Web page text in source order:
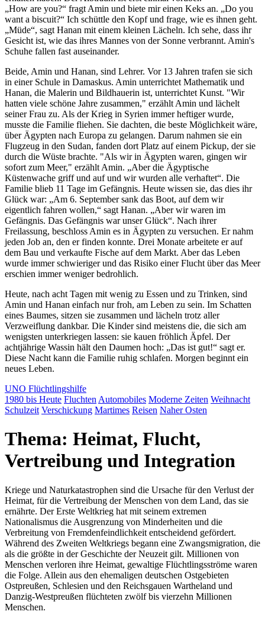
How are you?
fragt Amin und biete mir einen Keks an.
Do you
want a biscuit?
Ich schüttle den Kopf und frage, wie es ihnen geht.
Müde , sagt Hanan mit einem kleinen Lächeln. Ich sehe, dass ihr
Gesicht ist, wie das ihres Mannes von der Sonne verbrannt. Amin's
Schuhe fallen fast auseinander.
Beide, Amin und Hanan, sind Lehrer. Vor 13 Jahren trafen sie sich
in einer Schule in Damaskus. Amin unterrichtet Mathematik und
Hanan, die Malerin und Bildhauerin ist, unterrichtet Kunst. "Wir
hatten viele schöne Jahre zusammen," erzählt Amin und lächelt
seiner Frau zu. Als der Krieg in Syrien immer heftiger wurde,
musste die Familie fliehen. Sie dachten, die beste Möglichkeit wäre,
über Ägypten nach Europa zu gelangen. Darum nahmen sie ein
Flugzeug in den Sudan, fanden dort Platz auf einem Pickup, der sie
durch die Wüste brachte. "Als wir in Ägypten waren, gingen wir
sofort zum Meer," erzählt Amin.
Aber die Ägyptische
Küstenwache griff und auf und wir wurden alle verhaftet . Die
Familie blieb 11 Tage im Gefängnis. Heute wissen sie, das dies ihr
Glück war:
Am 6. September sank das Boot, auf dem wir
eigentlich fahren wollen,
sagt Hanan.
Aber wir waren im
Gefängnis. Das Gefängnis war unser Glück . Nach ihrer
Freilassung, beschloss Amin es in Ägypten zu versuchen. Er nahm
jeden Job an, den er finden konnte. Drei Monate arbeitete er auf
dem Bau und verkaufte Fische auf dem Markt. Aber das Leben
wurde immer schwieriger und das Risiko einer Flucht über das Meer
erschien immer weniger bedrohlich.
Heute, nach acht Tagen mit wenig zu Essen und zu Trinken, sind
Amin und Hanan einfach nur froh, am Leben zu sein. Im Schatten
eines Baumes, sitzen sie zusammen und lächeln trotz aller
Verzweiflung dankbar. Die Kinder sind meistens die, die sich am
wenigsten unterkriegen lassen: sie kauen fröhlich Äpfel. Der
achtjährige Wassin hält den Daumen hoch:
Das ist gut!
sagt er.
Diese Nacht kann die Familie ruhig schlafen. Morgen beginnt ein
neues Leben.
UNO Flüchtlingshilfe
1980 bis Heute Fluchten Automobiles Moderne Zeiten Weihnacht
Schulzeit Verschickung Martimes Reisen Naher Osten
Thema: Heimat, Flucht,
Vertreibung und Integration
Kriege und Naturkatastrophen sind die Ursache für den Verlust der
Heimat, für die Vertreibung der Menschen von dem Land, das sie
ernährte. Der Erste Weltkrieg hat mit seinem extremen
Nationalismus die Ausgrenzung von Minderheiten und die
Verbreitung von Fremdenfeindlichkeit entscheidend gefördert.
Während des Zweiten Weltkriegs begann eine Zwangsmigration, die
als die größte in der Geschichte der Neuzeit gilt. Millionen von
Menschen verloren ihre Heimat, gewaltige Flüchtlingsströme waren
die Folge. Allein aus den ehemaligen deutschen Ostgebieten
Ostpreußen, Schlesien und den Reichsgauen Wartheland und
Danzig-Westpreußen flüchteten zwölf bis vierzehn Millionen
Menschen.